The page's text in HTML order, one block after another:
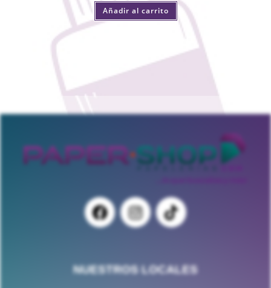
Añadir al carrito
NUESTROS LOCALES